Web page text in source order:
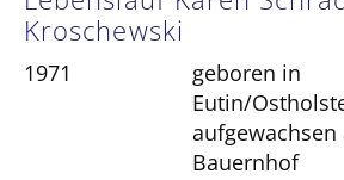
Kroschewski
1971
geboren in
Eutin/
Bauernhof